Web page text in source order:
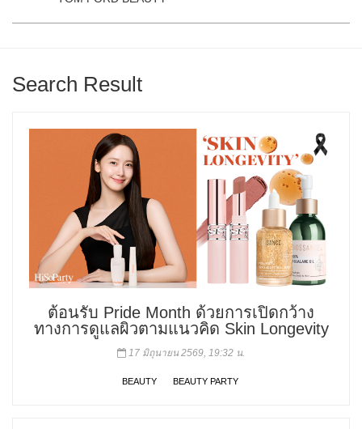
Search Result
ต้อนรับ Pride Month ด้วยการเปิดกว้าง
ทางการดูแลผิวตามแนวคิด Skin Longevity
17 มิถุนายน 2569, 19:32 น.
BEAUTY BEAUTY PARTY